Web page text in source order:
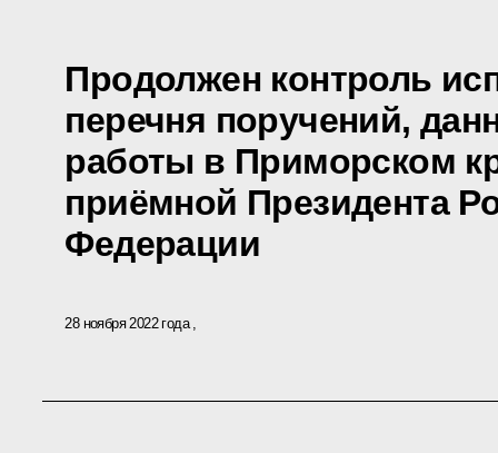
Продолжен контроль
перечня поручений,
работы в Приморском
приёмной Президента
Федерации
28 ноября 2022 года